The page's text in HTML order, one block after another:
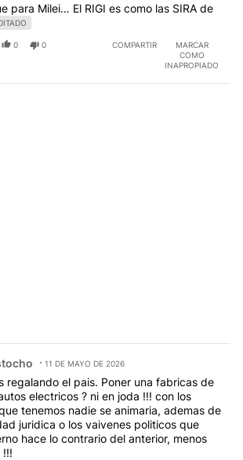
para Milei… El RIGI es como las SIRA de
0 0 COMPARTIR
MARCAR
COMO
INAPROPIADO
11 DE MAYO DE 2026
regalando el pais. Poner una fabricas de
electricos ? ni en joda !!! con los
tenemos nadie se animaria, ademas de
juridica o los vaivenes politicos que
hace lo contrario del anterior, menos
!!!